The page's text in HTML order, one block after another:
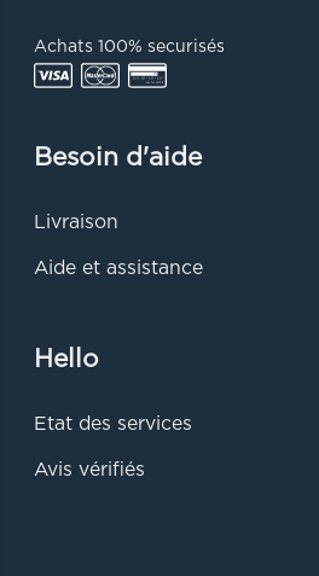
Achats 100% securisés
Besoin d'aide
Livraison
Aide et assistance
Hello
Etat des services
Avis vérifiés